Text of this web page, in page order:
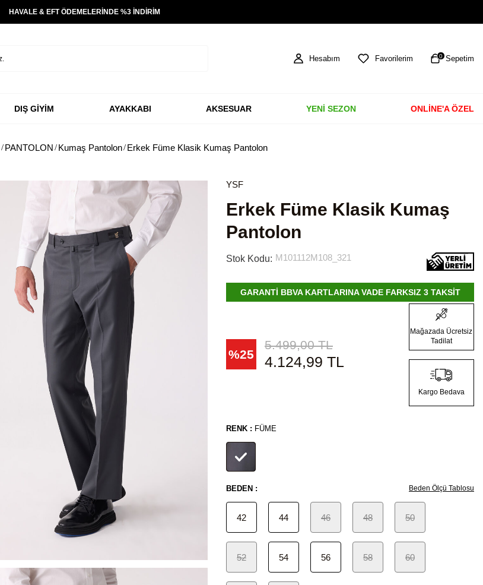
HAVALE & EFT ÖDEMELERİNDE %3 İNDİRİM
Hesabım Favorilerim 0 Sepetim
DIŞ GİYİM AYAKKABI AKSESUAR YENİ SEZON ONLİNE'A ÖZEL
PANTOLON Kumaş Pantolon Erkek Füme Klasik Kumaş Pantolon
YSF
Erkek Füme Klasik Kumaş
Pantolon
Stok Kodu: M101112M108_321
GARANTİ BBVA KARTLARINA VADE FARKSIZ 3 TAKSİT
%25
5.499,00TL
4.124,99 TL
Mağazada Ücretsiz
Tadilat
Kargo Bedava
RENK : FÜME
BEDEN : Beden Ölçü Tablosu
42 44 46 48 50
52 54 56 58 60